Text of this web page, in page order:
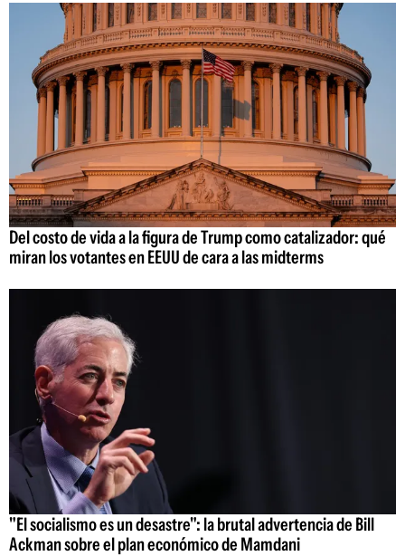
Del costo de vida a la figura de Trump como catalizador: qué
miran los votantes en EEUU de cara a las midterms
"El socialismo es un desastre": la brutal advertencia de Bill
Ackman sobre el plan económico de Mamdani